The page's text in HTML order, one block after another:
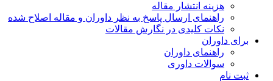
هزینه انتشار مقاله
راهنمای ارسال پاسخ به نظر داوران و مقاله اصلاح شده
نکات کلیدی در نگارش مقالات
برای داوران
راهنمای داوران
سوالات داوری
ثبت نام